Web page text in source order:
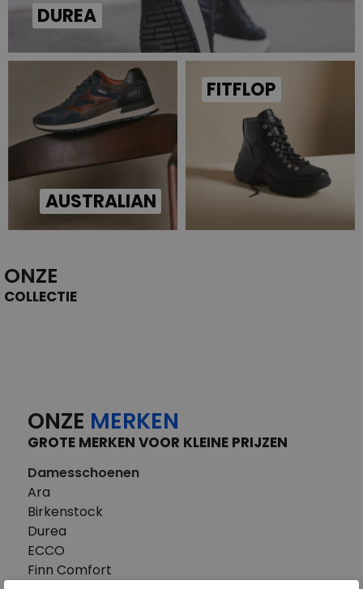
DUREA
AUSTRALIAN
FITFLOP
ONZE
COLLECTIE
ONZE MERKEN
GROTE MERKEN VOOR KLEINE PRIJZEN
Damesschoenen
Ara
Birkenstock
Durea
ECCO
Finn Comfort